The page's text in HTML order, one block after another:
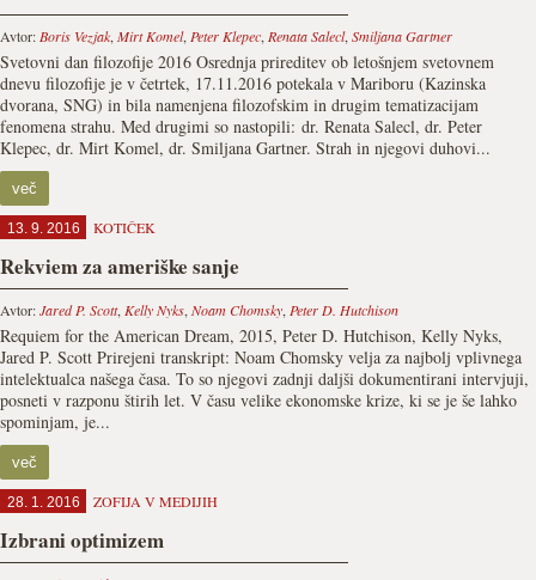
Avtor: Boris Vezjak, Mirt Komel, Peter Klepec, Renata Salecl, Smiljana Gartner
Svetovni dan filozofije 2016 Osrednja prireditev ob letošnjem svetovnem
dnevu filozofije je v četrtek, 17.11.2016 potekala v Mariboru (Kazinska
dvorana, SNG) in bila namenjena filozofskim in drugim tematizacijam
fenomena strahu. Med drugimi so nastopili: dr. Renata Salecl, dr. Peter
Klepec, dr. Mirt Komel, dr. Smiljana Gartner. Strah in njegovi duhovi...
več
13. 9. 2016 KOTIČEK
Rekviem za ameriške sanje
Avtor:Jared P. Scott, Kelly Nyks, Noam Chomsky, Peter D. Hutchison
Requiem for the American Dream, 2015, Peter D. Hutchison, Kelly Nyks,
Jared P. Scott Prirejeni transkript: Noam Chomsky velja za najbolj vplivnega
intelektualca našega časa. To so njegovi zadnji daljši dokumentirani intervjuji,
posneti v razponu štirih let. V času velike ekonomske krize, ki se je še lahko
spominjam, je...
več
28. 1. 2016 ZOFIJA V MEDIJIH
Izbrani optimizem